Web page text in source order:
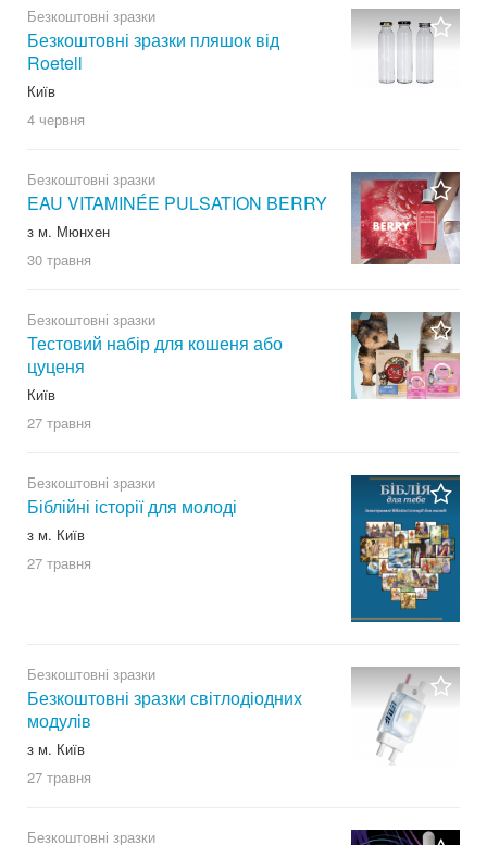
Безкоштовні зразки
Безкоштовні зразки пляшок від
Roetell
Київ
4 червня
Безкоштовні зразки
EAU VITAMINÉE PULSATION BERRY
з м. Мюнхен
30 травня
Безкоштовні зразки
Тестовий набір для кошеня або
цуценя
Київ
27 травня
Безкоштовні зразки
Біблійні історії для молоді
з м. Київ
27 травня
Безкоштовні зразки
Безкоштовні зразки світлодіодних
модулів
з м. Київ
27 травня
Безкоштовні зразки